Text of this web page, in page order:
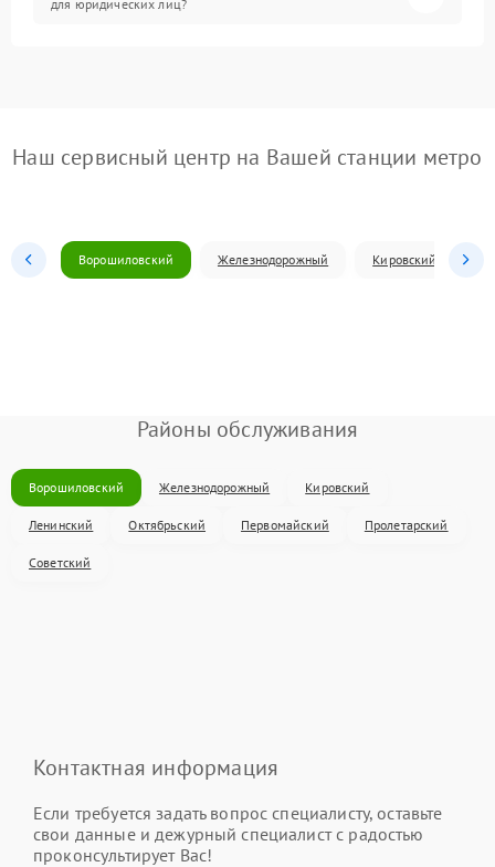
для юридических лиц?
Наш сервисный центр на Вашей станции метро
Ворошиловский Железнодорожный Кировский
Районы обслуживания
Ворошиловский Железнодорожный Кировский
Ленинский Октябрьский Первомайский Пролетарский
Советский
Контактная информация
Если требуется задать вопрос специалисту, оставьте
свои данные и дежурный специалист с радостью
проконсультирует Вас!